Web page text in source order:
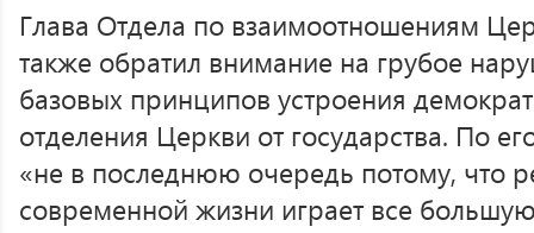
Глава Отдела по взаимоотношениям
также обратил внимание на грубое
базовых принципов устроения
отделения Церкви от государства. По
«не в последнюю очередь потому, что
современной жизни играет все